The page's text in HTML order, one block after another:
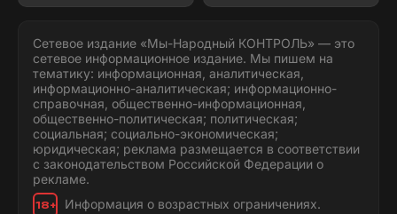
Сетевое издание «Мы-Народный КОНТРОЛЬ» — это
сетевое информационное издание. Мы пишем на
тематику: информационная, аналитическая,
информационно-аналитическая; информационно-
справочная, общественно-информационная,
общественно-политическая; политическая;
социальная; социально-экономическая;
юридическая; реклама размещается в соответствии
с законодательством Российской Федерации о
рекламе.
18+ Информация о возрастных ограничениях.